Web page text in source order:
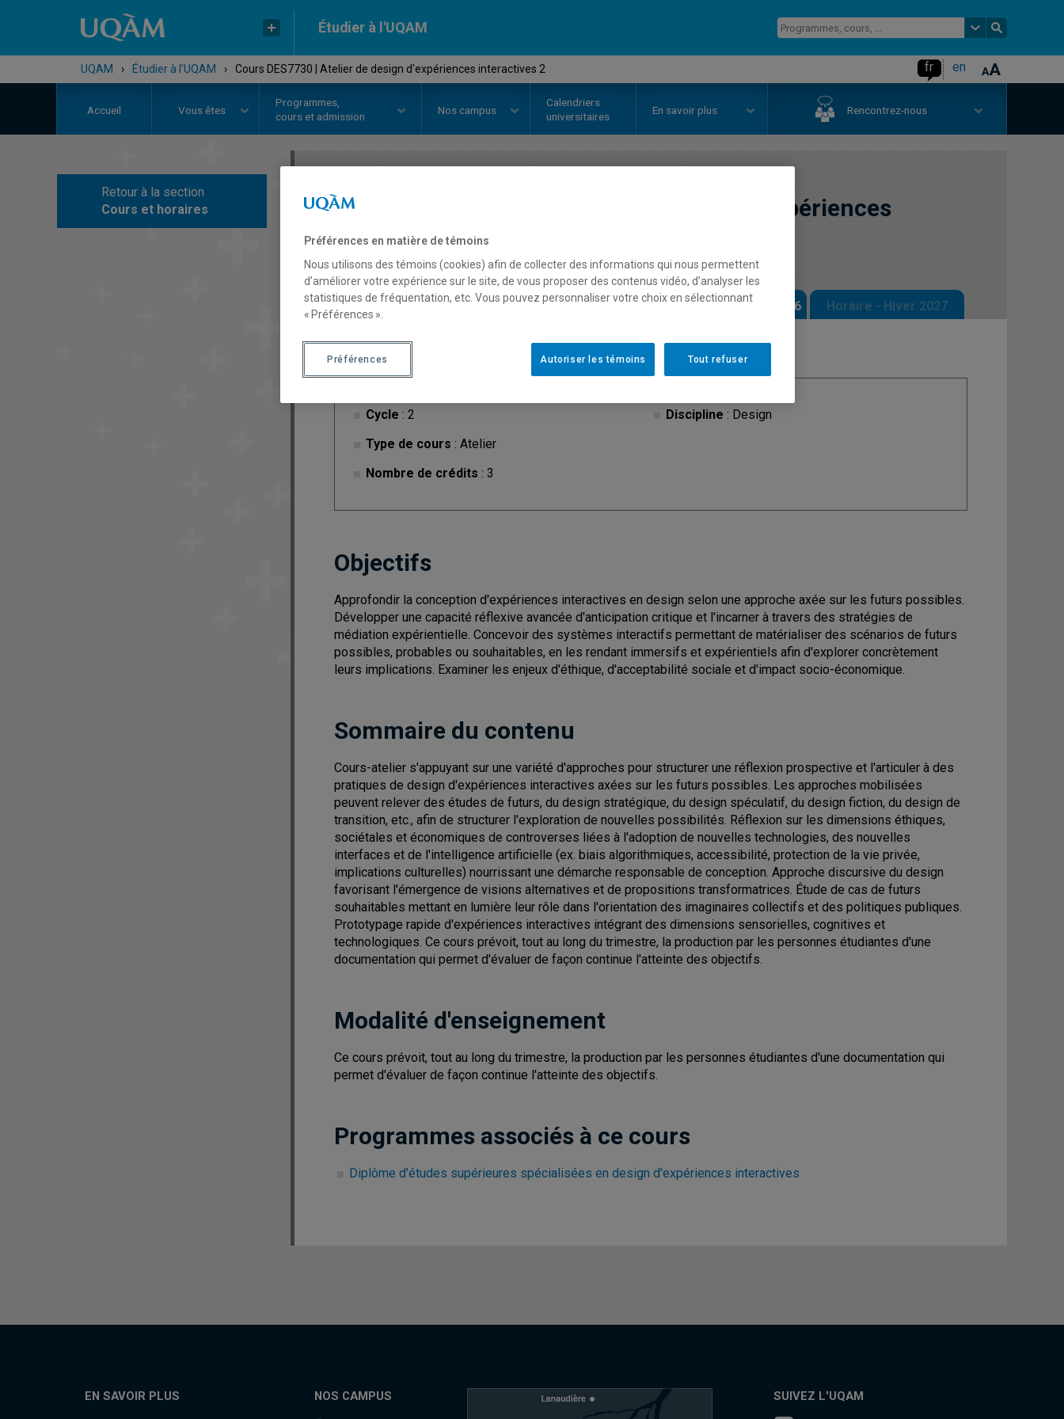
Étudier à l'UQAM
UQAM › Étudier à l'UQAM › Cours DES7730 | Atelier de design d'expériences interactives 2 fr en
Accueil Vous êtes
Programmes,
cours et admission
Nos campus
Calendriers
universitaires
En savoir plus Rencontrez-nous
Retour à la section
Cours et horaires
COURS
Atelier de design d'expériences
interactives 2
Description Horaire - Été 2026 Horaire - Automne 2026 Horaire - Hiver 2027
Cycle : 2
Type de cours : Atelier
Nombre de crédits : 3
Discipline : Design
Objectifs
Approfondir la conception d'expériences interactives en design selon une approche axée sur les futurs possibles.
Développer une capacité réflexive avancée d'anticipation critique et l'incarner à travers des stratégies de
médiation expérientielle. Concevoir des systèmes interactifs permettant de matérialiser des scénarios de futurs
possibles, probables ou souhaitables, en les rendant immersifs et expérientiels afin d'explorer concrètement
leurs implications. Examiner les enjeux d'éthique, d'acceptabilité sociale et d'impact socio-économique.
Sommaire du contenu
Cours-atelier s'appuyant sur une variété d'approches pour structurer une réflexion prospective et l'articuler à des
pratiques de design d'expériences interactives axées sur les futurs possibles. Les approches mobilisées
peuvent relever des études de futurs, du design stratégique, du design spéculatif, du design fiction, du design de
transition, etc., afin de structurer l'exploration de nouvelles possibilités. Réflexion sur les dimensions éthiques,
sociétales et économiques de controverses liées à l'adoption de nouvelles technologies, des nouvelles
interfaces et de l'intelligence artificielle (ex. biais algorithmiques, accessibilité, protection de la vie privée,
implications culturelles) nourrissant une démarche responsable de conception. Approche discursive du design
favorisant l'émergence de visions alternatives et de propositions transformatrices. Étude de cas de futurs
souhaitables mettant en lumière leur rôle dans l'orientation des imaginaires collectifs et des politiques publiques.
Prototypage rapide d'expériences interactives intégrant des dimensions sensorielles, cognitives et
technologiques. Ce cours prévoit, tout au long du trimestre, la production par les personnes étudiantes d'une
documentation qui permet d'évaluer de façon continue l'atteinte des objectifs.
Modalité d'enseignement
Ce cours prévoit, tout au long du trimestre, la production par les personnes étudiantes d'une documentation qui
permet d'évaluer de façon continue l'atteinte des objectifs.
Programmes associés à ce cours
Diplôme d'études supérieures spécialisées en design d'expériences interactives
EN SAVOIR PLUS NOS CAMPUS SUIVEZ L'UQAM
Préférences en matière de témoins
Nous utilisons des témoins (cookies) afin de collecter des informations qui nous permettent
d’améliorer votre expérience sur le site, de vous proposer des contenus vidéo, d’analyser les
statistiques de fréquentation, etc. Vous pouvez personnaliser votre choix en sélectionnant
« Préférences ».
Tout refuser
Autoriser les témoins
Préférences